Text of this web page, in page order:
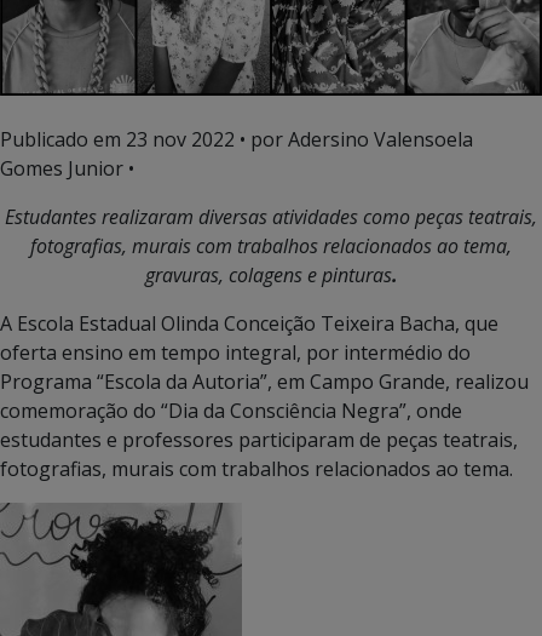
Publicado em 23 nov 2022 • por Adersino Valensoela
Gomes Junior •
Estudantes realizaram diversas atividades como peças teatrais,
fotografias, murais com trabalhos relacionados ao tema,
gravuras, colagens e pinturas.
A Escola Estadual Olinda Conceição Teixeira Bacha, que
oferta ensino em tempo integral, por intermédio do
Programa “Escola da Autoria”, em Campo Grande, realizou
comemoração do “Dia da Consciência Negra”, onde
estudantes e professores participaram de peças teatrais,
fotografias, murais com trabalhos relacionados ao tema.